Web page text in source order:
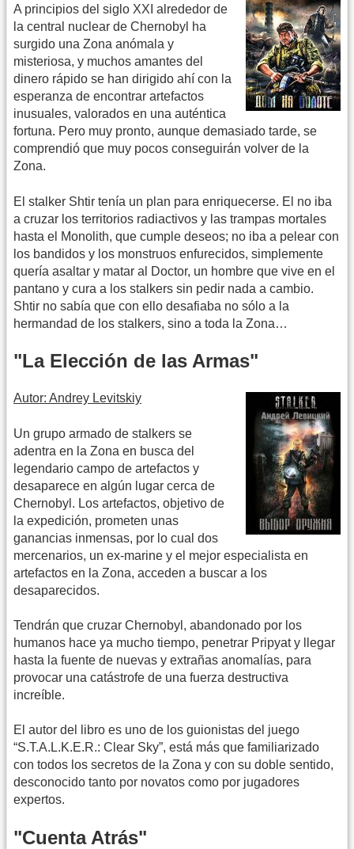
A principios del siglo XXI alrededor de
la central nuclear de Chernobyl ha
surgido una Zona anómala y
misteriosa, y muchos amantes del
dinero rápido se han dirigido ahí con la
esperanza de encontrar artefactos
inusuales, valorados en una auténtica
fortuna. Pero muy pronto, aunque demasiado tarde, se
comprendió que muy pocos conseguirán volver de la
Zona.
El stalker Shtir tenía un plan para enriquecerse. El no iba
a cruzar los territorios radiactivos y las trampas mortales
hasta el Monolith, que cumple deseos; no iba a pelear con
los bandidos y los monstruos enfurecidos, simplemente
quería asaltar y matar al Doctor, un hombre que vive en el
pantano y cura a los stalkers sin pedir nada a cambio.
Shtir no sabía que con ello desafiaba no sólo a la
hermandad de los stalkers, sino a toda la Zona…
"La Elección de las Armas"
Autor: Andrey Levitskiy
Un grupo armado de stalkers se
adentra en la Zona en busca del
legendario campo de artefactos y
desaparece en algún lugar cerca de
Chernobyl. Los artefactos, objetivo de
la expedición, prometen unas
ganancias inmensas, por lo cual dos
mercenarios, un ex-marine y el mejor especialista en
artefactos en la Zona, acceden a buscar a los
desaparecidos.
Tendrán que cruzar Chernobyl, abandonado por los
humanos hace ya mucho tiempo, penetrar Pripyat y llegar
hasta la fuente de nuevas y extrañas anomalías, para
provocar una catástrofe de una fuerza destructiva
increíble.
El autor del libro es uno de los guionistas del juego
“S.T.A.L.K.E.R.: Clear Sky”, está más que familiarizado
con todos los secretos de la Zona y con su doble sentido,
desconocido tanto por novatos como por jugadores
expertos.
"Cuenta Atrás"